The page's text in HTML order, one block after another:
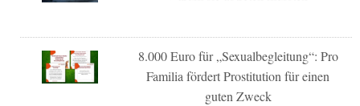
8.000 Euro für „Sexualbegleitung“: Pro
Familia fördert Prostitution für einen
guten Zweck